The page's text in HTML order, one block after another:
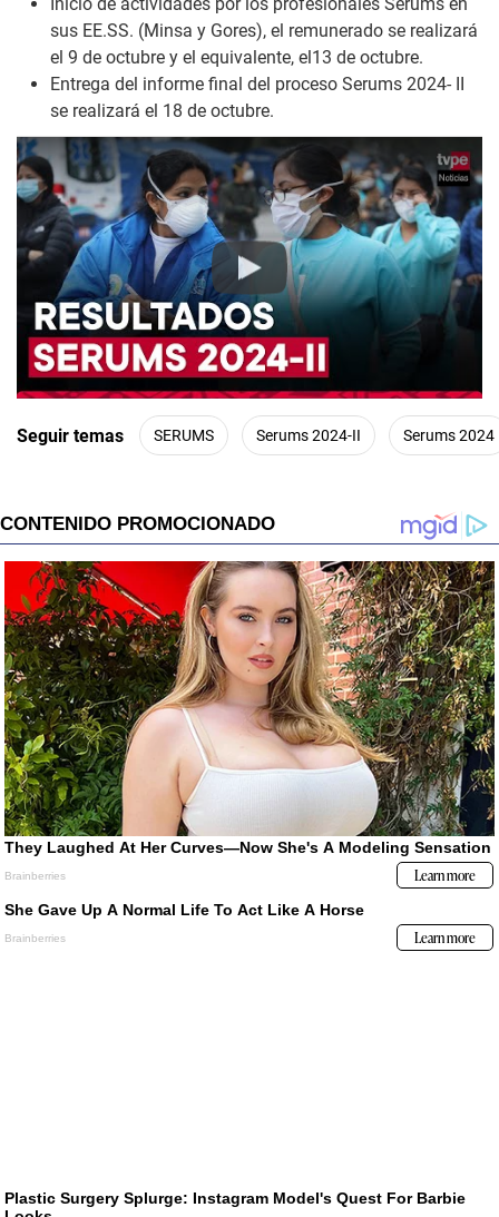
sus EE.SS. (Minsa y Gores), el remunerado se realizará
el 9 de octubre y el equivalente, el13 de octubre.
Entrega del informe final del proceso Serums 2024- II
se realizará el 18 de octubre.
Play
Seguir temas SERUMS Serums 2024-II Serums 2024